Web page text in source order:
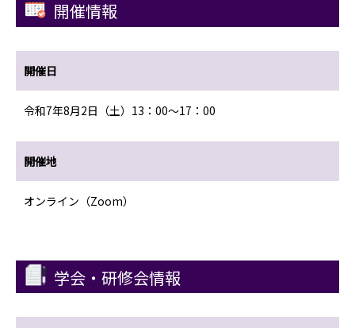
開催情報
開催日
令和7年8月2日（土）13：00〜17：00
開催地
オンライン（Zoom）
学会・研修会情報